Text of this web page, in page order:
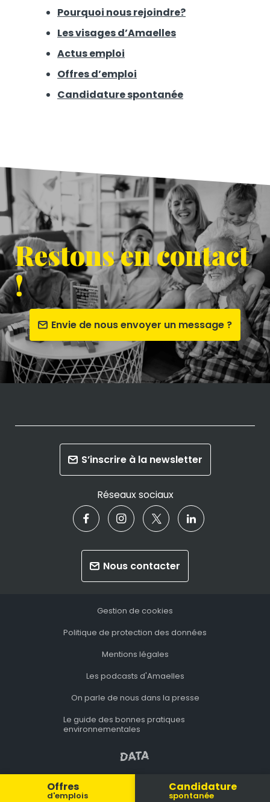
Pourquoi nous rejoindre?
Les visages d’Amaelles
Actus emploi
Offres d’emploi
Candidature spontanée
Restons en contact
!
Envie de nous envoyer un message ?
S’inscrire à la newsletter
Réseaux sociaux
Nous contacter
Gestion de cookies
Politique de protection des données
Mentions légales
Les podcasts d'Amaelles
On parle de nous dans la presse
Le guide des bonnes pratiques
environnementales
Offres
d'emplois
Candidature
spontanée